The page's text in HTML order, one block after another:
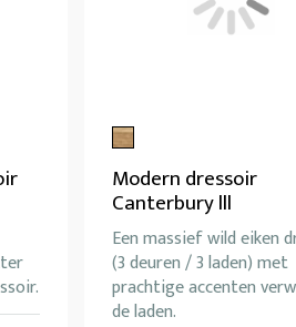
Modern dressoir
Canterbury lll
Een massief wild eiken
(3 deuren / 3 laden) met
prachtige accenten
de laden.